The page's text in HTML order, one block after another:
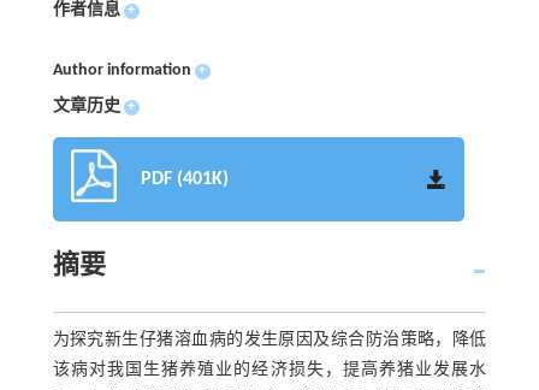
作者信息 +
Author information +
文章历史 +
PDF (401K)
摘要
为探究新生仔猪溶血病的发生原因及综合防治策略，降低
该病对我国生猪养殖业的经济损失，提高养猪业发展水